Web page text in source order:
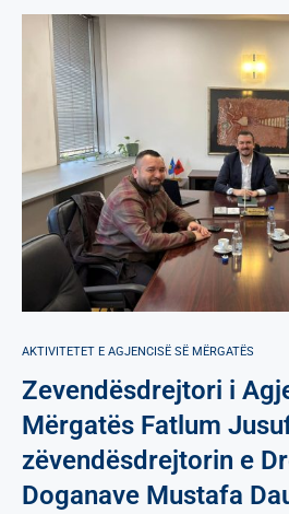
AKTIVITETET E AGJENCISË SË МËRGATËS
Zevendësdrejtori i
Mërgatës Fatlum
zëvendësdrejtorin e
Doganave Mustafa